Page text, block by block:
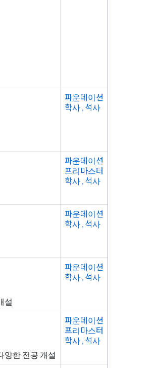
파운데이션
학사 , 석사
파운데이션
프리마스터
학사 , 석사
파운데이션
학사 , 석사
설
파운데이션
학사 , 석사
양한 전공 개설
파운데이션
프리마스터
학사 , 석사